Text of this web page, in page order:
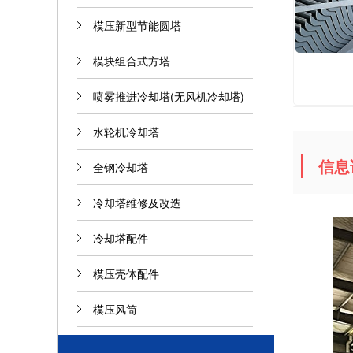
模压新型节能圆塔
模块组合式方塔
喷雾推进冷却塔(无风机冷却塔)
水轮机冷却塔
全钢冷却塔
冷却塔维修及改造
冷却塔配件
模压壳体配件
模压风筒
信